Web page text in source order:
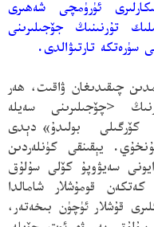
ئۈرۈمچى شەھىرى
تۇرنىنىڭ جۆجىلىرىنى
سۈرەتكە تارتىۋالدى.
چىقىدىغان ۋاقىت، ھەر
<چۆجىلىرىنى سەيلە
كۆرگىلى بولىدۇ» دېدى
يېقىنقى كۈنلەردىن
سەيۋوپۇ كۆلى سۇلۇق
قومۇشلار شامالدا
قۇشلار ئۈچۈن بىخەتەر،